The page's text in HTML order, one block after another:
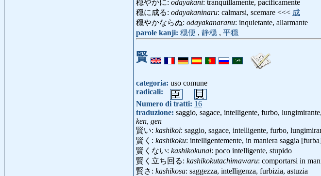
穏やかに: odayakani: tranquillamente, pacificamente
穏に成る: odayakaninaru: calmarsi, scemare <<< 成
穏やかならぬ: odayakanaranu: inquietante, allarmante
parole kanji: 穏便 , 静穏 , 平穏
賢
categoria: uso comune
radicali:
Numero di tratti: 16
traduzione: saggio, sagace, intelligente, furbo,
ken, gen
賢い: kashikoi: saggio, sagace, intelligente, furbo,
賢く: kashikoku: intelligentemente, in maniera saggia
賢くない: kashikokunai: poco intelligente, stupido
賢く立ち回る: kashikokutachimawaru: comportarsi in
賢さ: kashikosa: saggezza, intelligenza, furbizia, astuzia